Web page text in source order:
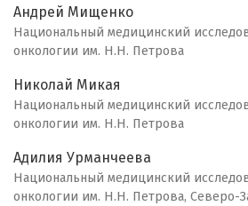
Андрей Мищенко
Национальный медицинский
онкологии им. Н.Н. Петрова
Николай Микая
Национальный медицинский
онкологии им. Н.Н. Петрова
Адилия Урманчеева
Национальный медицинский
онкологии им. Н.Н. Петрова, Северо-